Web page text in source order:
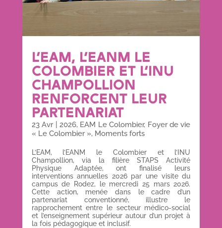
L’EAM, L’EANM LE
COLOMBIER ET L’INU
CHAMPOLLION
RENFORCENT LEUR
PARTENARIAT
23 Avr| 2026, EAM Le Colombier, Foyer de vie
« Le Colombier », Moments forts
L’EAM, l’EANM le Colombier et l’INU
Champollion, via la filière STAPS Activité
Physique Adaptée, ont finalisé leurs
interventions annuelles 2026 par une visite du
campus de Rodez, le mercredi 25 mars 2026.
Cette action, menée dans le cadre d’un
partenariat conventionné, illustre le
rapprochement entre le secteur médico-social
et l’enseignement supérieur autour d’un projet à
la fois pédagogique et inclusif.